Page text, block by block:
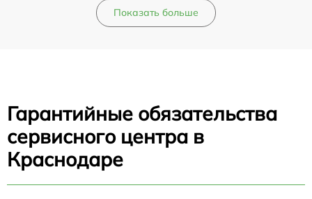
Показать больше
Гарантийные обязательства
сервисного центра в
Краснодаре